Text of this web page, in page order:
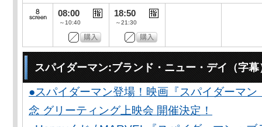
08:00
～10:40
18:50
～21:30
スパイダーマン:ブランド・ニュー・デイ（字幕
●スパイダーマン登場！映画『スパイダーマ
念 グリーティング上映会 開催決定！